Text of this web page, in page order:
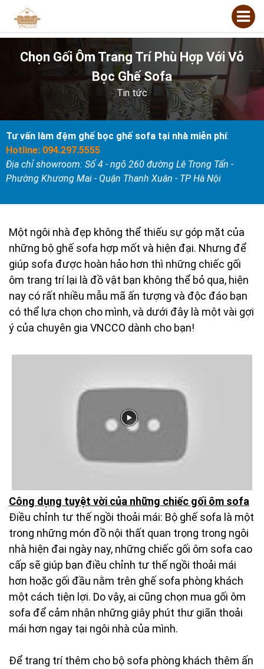
Chọn Gối Ôm Trang Trí Phù Hợp Với Vỏ
Bọc Ghế Sofa
Tin tức
Tư vấn làm đệm ghế bọc ghế sofa tại nhà miễn phí:
Hotline: 094.297.5555
Địa chỉ showroom: Số 4 - ngõ 260 đường Lê Trọng Tấn -
Phường Khương Mai - Quận Thanh Xuân - TP Hà Nội
Một ngôi nhà đẹp không thể thiếu sự góp mặt của
những bộ ghế sofa hợp mốt và hiện đại. Nhưng để
giúp sofa được hoàn hảo hơn thì những chiếc gối
ôm trang trí lại là đồ vật bạn không thể bỏ qua, hiện
nay có rất nhiều mẫu mã ấn tượng và độc đáo bạn
có thể lựa chọn cho mình, và dưới đây là một vài gợi
ý của chuyên gia VNCCO dành cho bạn!
Công dụng tuyệt vời của những chiếc gối ôm sofa
Điều chỉnh tư thế ngồi thoải mái: Bộ ghế sofa là một
trong những món đồ nội thất quan trọng trong ngôi
nhà hiện đại ngày nay, những chiếc gối ôm sofa cao
cấp sẽ giúp bạn điều chỉnh tư thế ngồi thoải mái
hơn hoặc gối đầu nằm trên ghế sofa phòng khách
một cách tiện lợi. Do vậy, ai cũng chọn mua gối ôm
sofa để cảm nhận những giây phút thư giãn thoải
mái hơn ngay tại ngôi nhà của mình.
Để trang trí thêm cho bộ sofa phòng khách thêm ấn